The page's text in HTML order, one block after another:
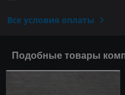
Все условия оплаты
Подобные товары